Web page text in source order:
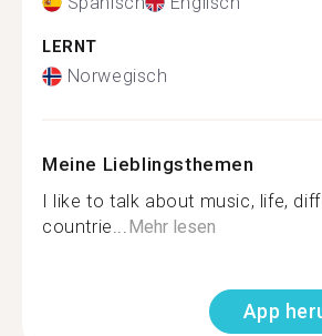
LERNT
Norwegisch
Meine Lieblingsthemen
I like to talk about music, life,
countrie...Mehr lesen
App